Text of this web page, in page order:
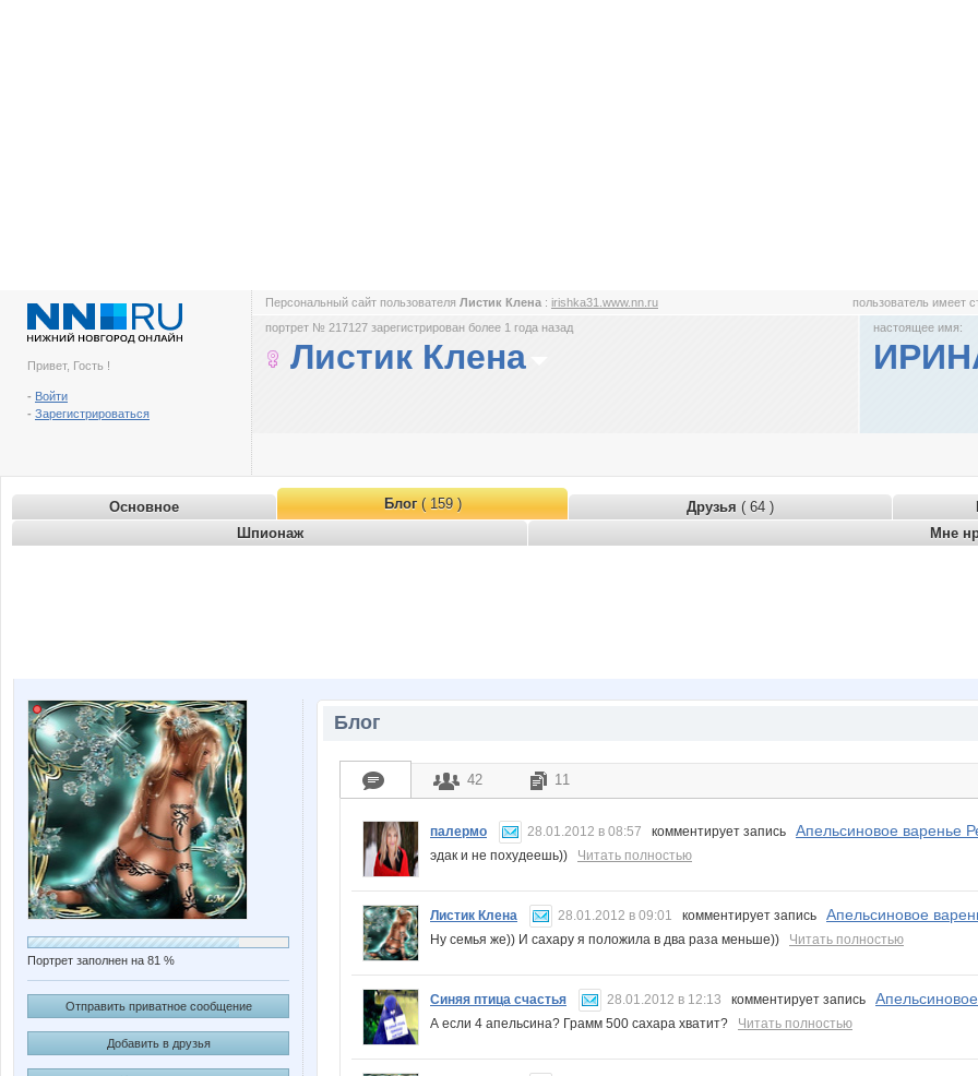
Привет, Гость !
- Войти
- Зарегистрироваться
Персональный сайт пользователя Листик Клена : irishka31.www.nn.ru пользователь имеет
портрет № 217127 зарегистрирован более 1 года назад
Листик Клена
настоящее имя:
Основное Блог( 159 ) Друзья ( 64 )
Шпионаж
Мне
Портрет заполнен на 81 %
Отправить приватное сообщение
Добавить в друзья
Блог
42 11
палермо 28.01.2012 в 08:57 комментирует запись Апельсиновое варенье
эдак и не похудеешь)) Читать полностью
Листик Клена 28.01.2012 в 09:01 комментирует запись Апельсиновое
Ну семья же)) И сахару я положила в два раза меньше)) Читать полностью
Синяя птица счастья 28.01.2012 в 12:13 комментирует запись
А если 4 апельсина? Грамм 500 сахара хватит? Читать полностью